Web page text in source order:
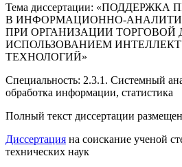
Тема диссертации:
В ИНФОРМАЦИОННО-
ПРИ ОРГАНИЗАЦИИ ТОРГОВОЙ
ИСПОЛЬЗОВАНИЕМ
ТЕХНОЛОГИЙ»
Специальность: 2.3.1. Системный
обработка информации, статистика
Полный текст диссертации
Диссертация на соискание ученой
технических наук